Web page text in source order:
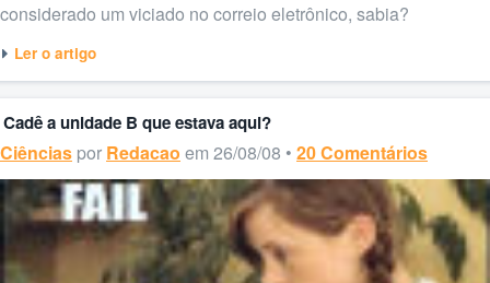
considerado um viciado no correio eletrônico, sabia?
Ler o artigo
Cadê a unidade B que estava aqui?
Ciências por Redacao em 26/08/08 • 20 Comentários